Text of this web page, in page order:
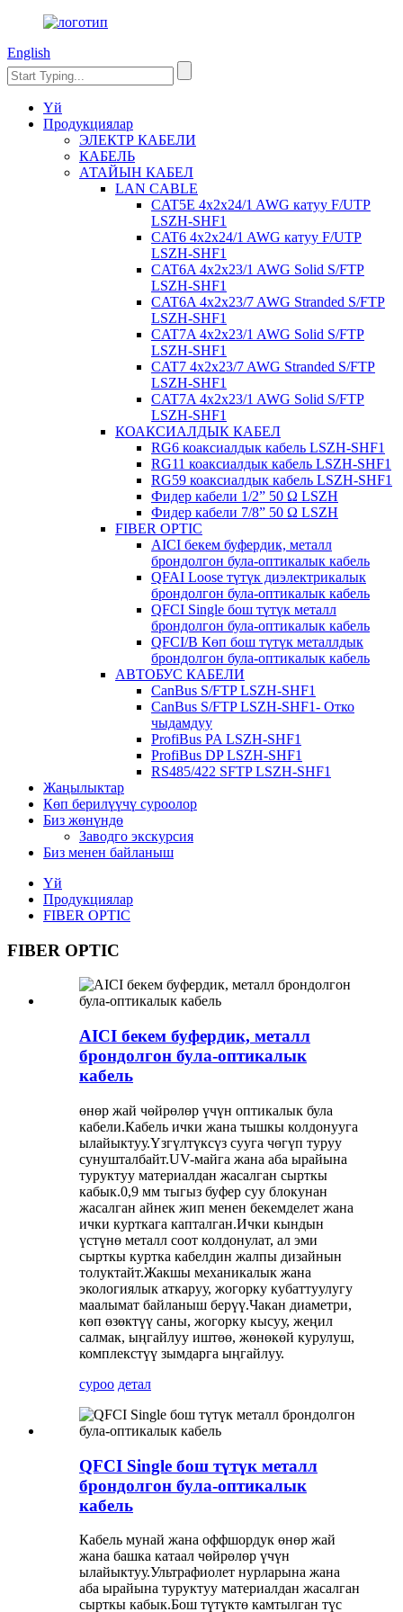
English
Үй
Продукциялар
ЭЛЕКТР КАБЕЛИ
КАБЕЛЬ
АТАЙЫН КАБЕЛ
LAN CABLE
CAT5E 4x2x24/1 AWG катуу F/UTP
LSZH-SHF1
CAT6 4x2x24/1 AWG катуу F/UTP
LSZH-SHF1
CAT6A 4x2x23/1 AWG Solid S/FTP
LSZH-SHF1
CAT6A 4x2x23/7 AWG Stranded S/FTP
LSZH-SHF1
CAT7A 4x2x23/1 AWG Solid S/FTP
LSZH-SHF1
CAT7 4x2x23/7 AWG Stranded S/FTP
LSZH-SHF1
CAT7A 4x2x23/1 AWG Solid S/FTP
LSZH-SHF1
КОАКСИАЛДЫК КАБЕЛ
RG6 коаксиалдык кабель LSZH-SHF1
RG11 коаксиалдык кабель LSZH-SHF1
RG59 коаксиалдык кабель LSZH-SHF1
Фидер кабели 1/2” 50 Ω LSZH
Фидер кабели 7/8” 50 Ω LSZH
FIBER OPTIC
AICI бекем буфердик, металл
брондолгон була-оптикалык кабель
QFAI Loose түтүк диэлектрикалык
брондолгон була-оптикалык кабель
QFCI Single бош түтүк металл
брондолгон була-оптикалык кабель
QFCI/B Көп бош түтүк металлдык
брондолгон була-оптикалык кабель
АВТОБУС КАБЕЛИ
CanBus S/FTP LSZH-SHF1
CanBus S/FTP LSZH-SHF1- Отко
чыдамдуу
ProfiBus PA LSZH-SHF1
ProfiBus DP LSZH-SHF1
RS485/422 SFTP LSZH-SHF1
Жаңылыктар
Көп берилүүчү суроолор
Биз жөнүндө
Заводго экскурсия
Биз менен байланыш
Үй
Продукциялар
FIBER OPTIC
FIBER OPTIC
AICI бекем буфердик, металл
брондолгон була-оптикалык
кабель
өнөр жай чөйрөлөр үчүн оптикалык була
кабели.Кабель ички жана тышкы колдонууга
ылайыктуу.Үзгүлтүксүз сууга чөгүп туруу
сунушталбайт.UV-майга жана аба ырайына
туруктуу материалдан жасалган сырткы
кабык.0,9 мм тыгыз буфер суу блокунан
жасалган айнек жип менен бекемделет жана
ички курткага капталган.Ички кындын
үстүнө металл соот колдонулат, ал эми
сырткы куртка кабелдин жалпы дизайнын
толуктайт.Жакшы механикалык жана
экологиялык аткаруу, жогорку кубаттуулугу
маалымат байланыш берүү.Чакан диаметри,
көп өзөктүү саны, жогорку кысуу, жеңил
салмак, ыңгайлуу иштөө, жөнөкөй курулуш,
комплекстүү зымдарга ыңгайлуу.
суроо детал
QFCI Single бош түтүк металл
брондолгон була-оптикалык
кабель
Кабель мунай жана оффшордук өнөр жай
жана башка катаал чөйрөлөр үчүн
ылайыктуу.Ультрафиолет нурларына жана
аба ырайына туруктуу материалдан жасалган
сырткы кабык.Бош түтүктө камтылган түс